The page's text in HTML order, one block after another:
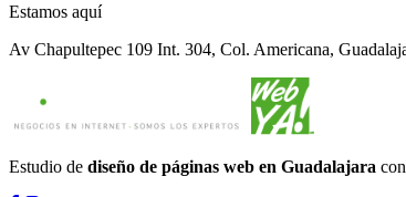
Estamos aquí
Av Chapultepec 109 Int. 304, Col. Americana,
Estudio de diseño de páginas web en Guadalajara